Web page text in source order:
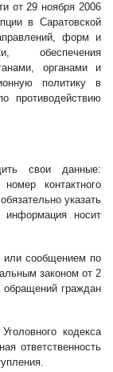
от 29 ноября 2006
в Саратовской
форм и
обеспечения
органами и
политику в
противодействию
свои данные:
контактного
указать
носит
или сообщением по
законом от 2
граждан
кодекса
ответственность